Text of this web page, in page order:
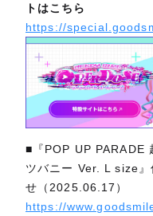
トはこちら
https://
■『POP UP PARADE
ツバニー Ver. L size』
せ（2025.06.17）
https://